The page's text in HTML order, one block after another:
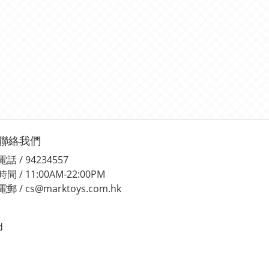
絡我們
話 / 94234557
間 / 11:00AM-22:00PM
郵 / cs@marktoys.com.hk